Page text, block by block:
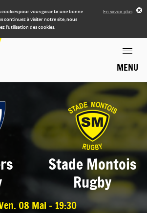
cookies pour vous garantir une bonne
continuez à visiter notre site, nous
l'utilisation des cookies.
En savoir plus
MENU
Stade Montois
Rugby
08 Mai - 19:30